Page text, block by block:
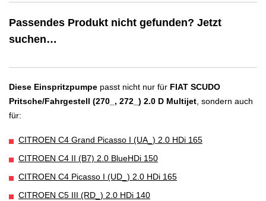
Passendes Produkt nicht gefunden? Jetzt
suchen…
Diese Einspritzpumpe passt nicht nur für FIAT SCUDO
Pritsche/Fahrgestell (270_, 272_) 2.0 D Multijet , sondern auch
für:
CITROEN C4 Grand Picasso I (UA_) 2.0 HDi 165
CITROEN C4 II (B7) 2.0 BlueHDi 150
CITROEN C4 Picasso I (UD_) 2.0 HDi 165
CITROEN C5 III (RD_) 2.0 HDi 140